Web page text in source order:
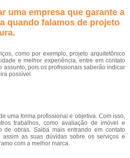
uma empresa que garante a
quando falamos de projeto
como por exemplo, projeto arquitetônico
e melhor experiência, entre em contato
assunto, pois os profissionais saberão indicar
possível.
uma forma profissional e objetiva. Com isso,
trabalhos, como avaliação de imóvel e
de obras. Saiba mais entrando em contato
assim as suas dúvidas sobre os serviços e
com a melhor marca.